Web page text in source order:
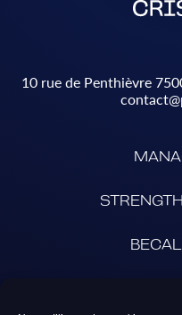
10 rue de Penthièvre